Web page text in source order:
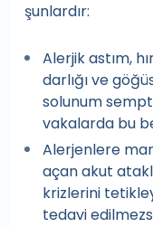
şunlardır:
Alerjik astım,
darlığı ve
solunum
vakalarda bu
Alerjenlere
açan akut
krizlerini
tedavi